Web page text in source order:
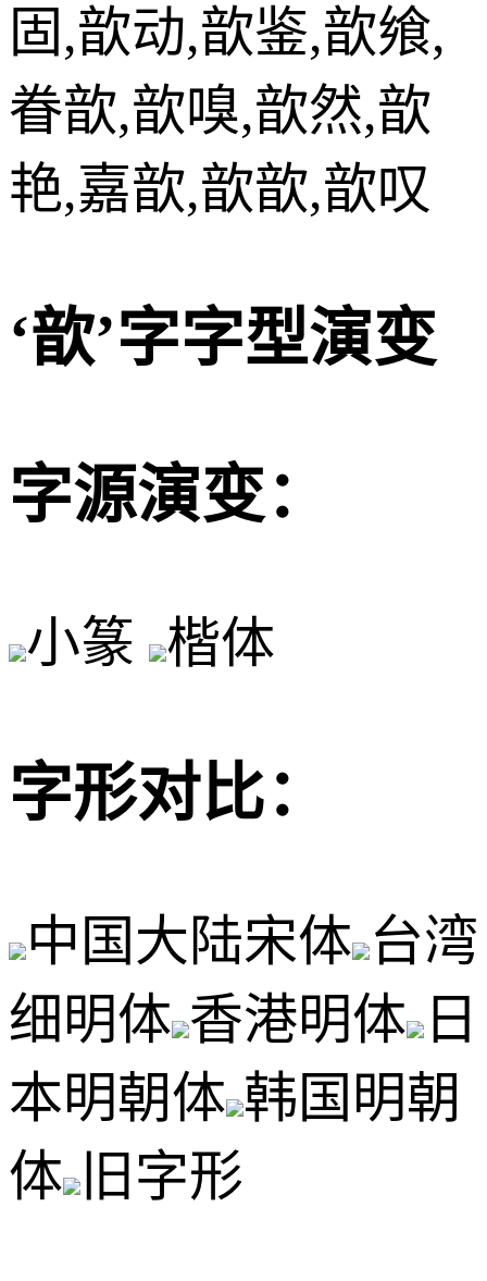
固,歆动,歆鉴,歆飨,
眷歆,歆嗅,歆然,歆
艳,嘉歆,歆歆,歆叹
‘歆’字字型演变
字源演变：
小篆 楷体
字形对比：
中国大陆宋体 台湾
细明体 香港明体 日
本明朝体 韩国明朝
体
旧字形